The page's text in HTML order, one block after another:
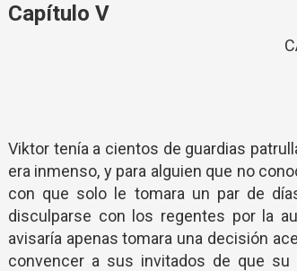
Capítulo V
Viktor tenía a cientos de guardias
era inmenso, y para alguien que no
con que solo le tomara un par de
disculparse con los regentes por la
avisaría apenas tomara una decisión
convencer a sus invitados de que